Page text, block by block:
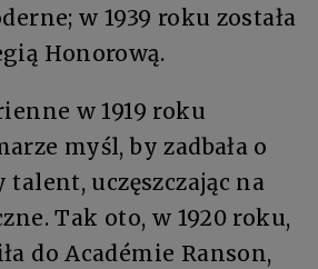
w 1939 roku została
Honorową.
w 1919 roku
myśl, by zadbała o
uczęszczając na
Tak oto, w 1920 roku,
do Académie Ranson,